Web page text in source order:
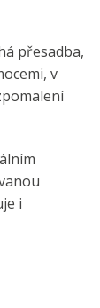
přesadba,
v
i